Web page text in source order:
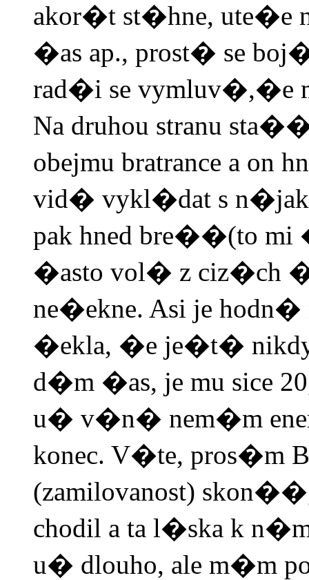
akor�t st�hne, ute�e
�as ap., prost� se
rad�i se vymluv�,�e
Na druhou stranu
obejmu bratrance a
vid� vykl�dat s
pak hned bre��(to mi
�asto vol� z ciz�ch
ne�ekne. Asi je
�ekla, �e je�t� nikdy
d�m �as, je mu sice
u� v�n� nem�m
konec. V�te, pros�m
(zamilovanost)
chodil a ta l�ska k
u� dlouho, ale m�m